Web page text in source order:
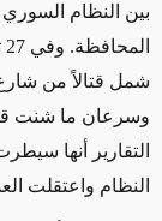
بين النظام
المحافظة. وفي 27 تموز/يوليو، شنّت قوات
شمل قتالاً من
وسرعان ما شنت
التقارير أنها
النظام واعتقلت